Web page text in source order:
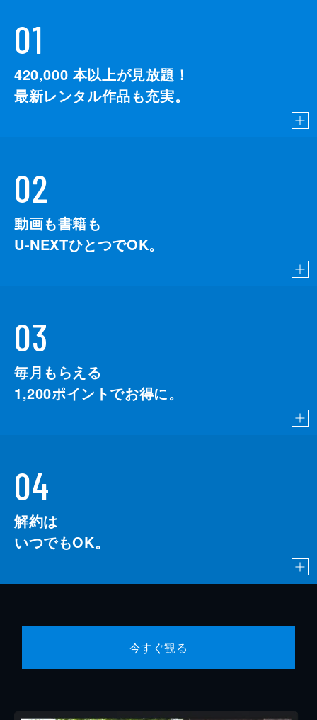
01
420,000 本以上が見放題！
最新レンタル作品も充実。
02
動画も書籍も
U-NEXTひとつでOK。
03
毎月もらえる
1,200ポイントでお得に。
04
解約は
いつでもOK。
今すぐ観る